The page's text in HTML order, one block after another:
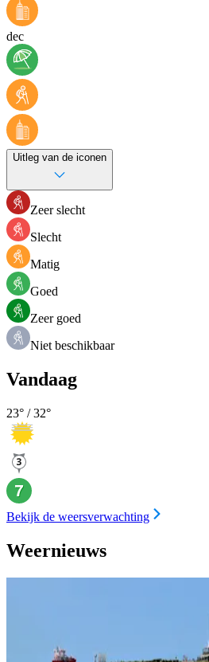
dec
Uitleg van de iconen
Zeer slecht
Slecht
Matig
Goed
Zeer goed
Niet beschikbaar
Vandaag
23° /32°
Bekijk de weersverwachting
Weernieuws